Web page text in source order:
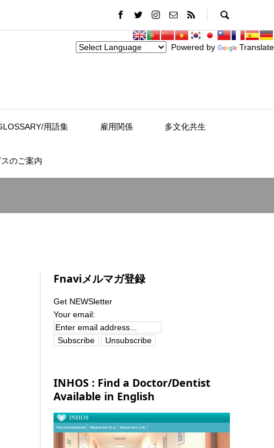
Powered by Translate
用語集 雇用関係 多文化共生
のご案内
Fnaviメルマガ登録
Get NEWSletter
Your email:
INHOS : Find a Doctor/Dentist
Available in English